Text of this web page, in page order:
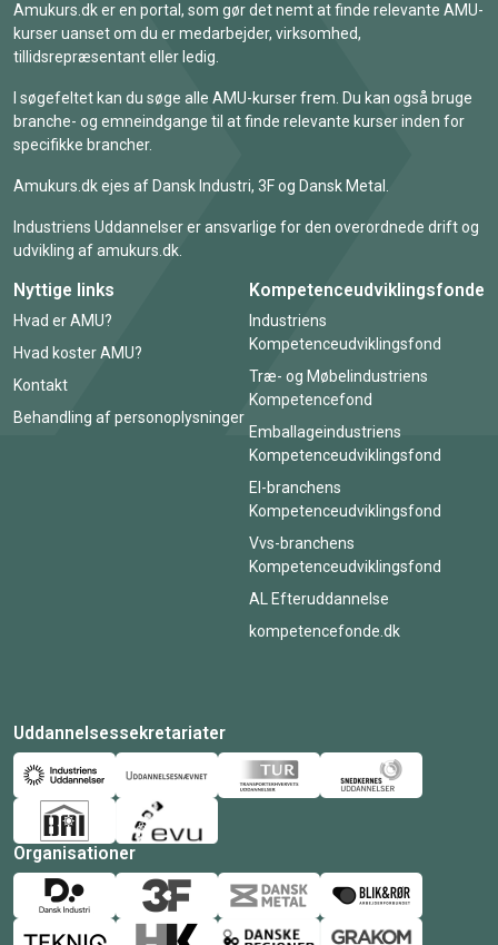
Amukurs.dk er en portal, som gør det nemt at finde relevante AMU-
kurser uanset om du er medarbejder, virksomhed,
tillidsrepræsentant eller ledig.
I søgefeltet kan du søge alle AMU-kurser frem. Du kan også bruge
branche- og emneindgange til at finde relevante kurser inden for
specifikke brancher.
Amukurs.dk ejes af Dansk Industri, 3F og Dansk Metal.
Industriens Uddannelser er ansvarlige for den overordnede drift og
udvikling af amukurs.dk.
Nyttige links
Hvad er AMU?
Hvad koster AMU?
Kontakt
Behandling af personoplysninger
Kompetenceudviklingsfonde
Industriens
Kompetenceudviklingsfond
Træ- og Møbelindustriens
Kompetencefond
Emballageindustriens
Kompetenceudviklingsfond
El-branchens
Kompetenceudviklingsfond
Vvs-branchens
Kompetenceudviklingsfond
AL Efteruddannelse
kompetencefonde.dk
Uddannelsessekretariater
Organisationer